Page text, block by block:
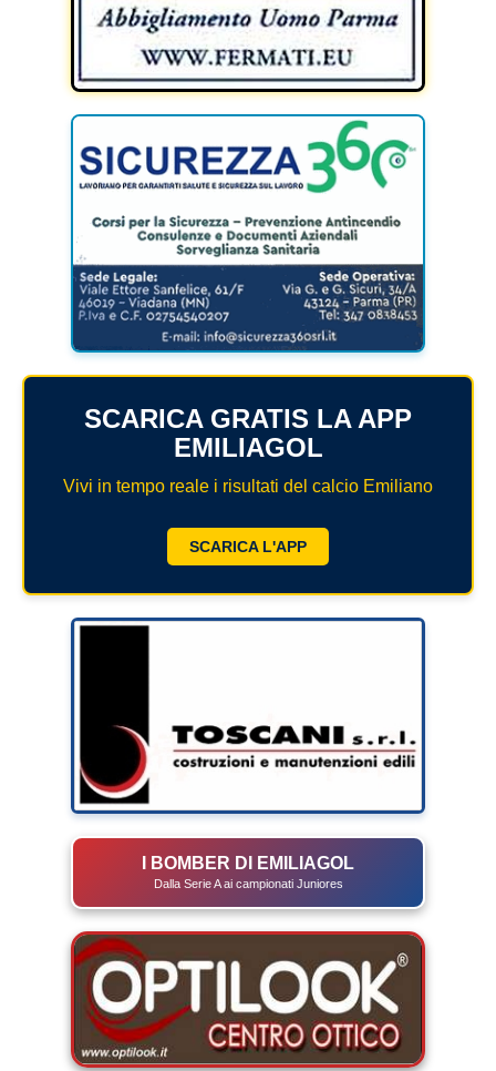
SCARICA GRATIS LA APP
EMILIAGOL
Vivi in tempo reale i risultati del calcio Emiliano
SCARICA L'APP
I BOMBER DI EMILIAGOL
Dalla Serie A ai campionati Juniores